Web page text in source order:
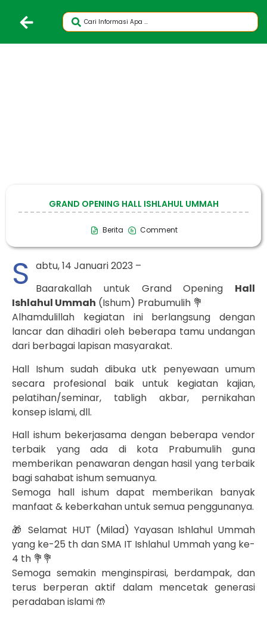
GRAND OPENING HALL ISHLAHUL UMMAH
Berita Comment
S abtu, 14 Januari 2023 –
Baarakallah untuk Grand Opening Hall
Ishlahul Ummah (Ishum) Prabumulih 💐
Alhamdulillah kegiatan ini berlangsung dengan
lancar dan dihadiri oleh beberapa tamu undangan
dari berbagai lapisan masyarakat.
Hall Ishum sudah dibuka utk penyewaan umum
secara profesional baik untuk kegiatan kajian,
pelatihan/seminar, tabligh akbar, pernikahan
konsep islami, dll.
Hall ishum bekerjasama dengan beberapa vendor
terbaik yang ada di kota Prabumulih guna
memberikan penawaran dengan hasil yang terbaik
bagi sahabat ishum semuanya.
Semoga hall ishum dapat memberikan banyak
manfaat & keberkahan untuk semua penggunanya.
🎁 Selamat HUT (Milad) Yayasan Ishlahul Ummah
yang ke-25 th dan SMA IT Ishlahul Ummah yang ke-
4 th 💐💐
Semoga semakin menginspirasi, berdampak, dan
terus berperan aktif dalam mencetak generasi
peradaban islami 🤲